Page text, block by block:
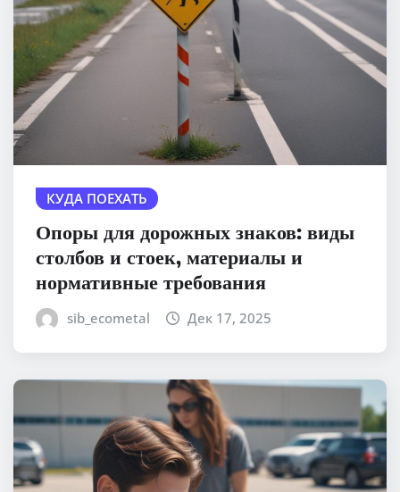
КУДА ПОЕХАТЬ
Опоры для дорожных знаков: виды
столбов и стоек, материалы и
нормативные требования
sib_ecometal Дек 17, 2025